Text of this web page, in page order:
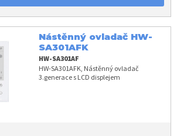
Nástěnný ovladač HW-
SA301AFK
HW-SA301AF
HW-SA301AFK, Nástěnný ovladač
3.generace s LCD displejem